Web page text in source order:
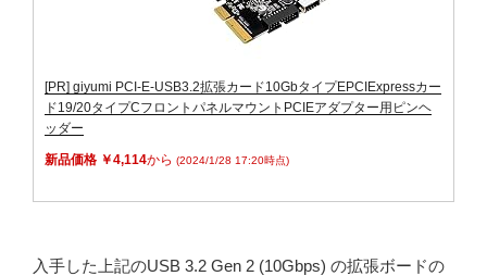
[PR] giyumi PCI-E-USB3.2拡張カード10GbタイプEPCIExpressカー
ド19/20タイプCフロントパネルマウントPCIEアダプター用ピンヘ
ッダー
新品価格 ￥4,114から (2024/1/28 17:20時点)
入手した上記のUSB 3.2 Gen 2 (10Gbps) の拡張ボードの